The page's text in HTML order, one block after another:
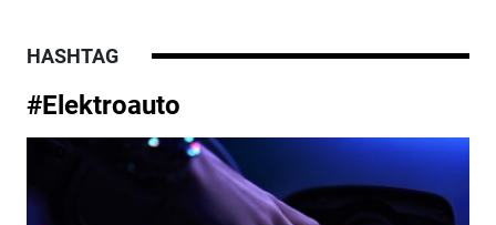
HASHTAG
#Elektroauto